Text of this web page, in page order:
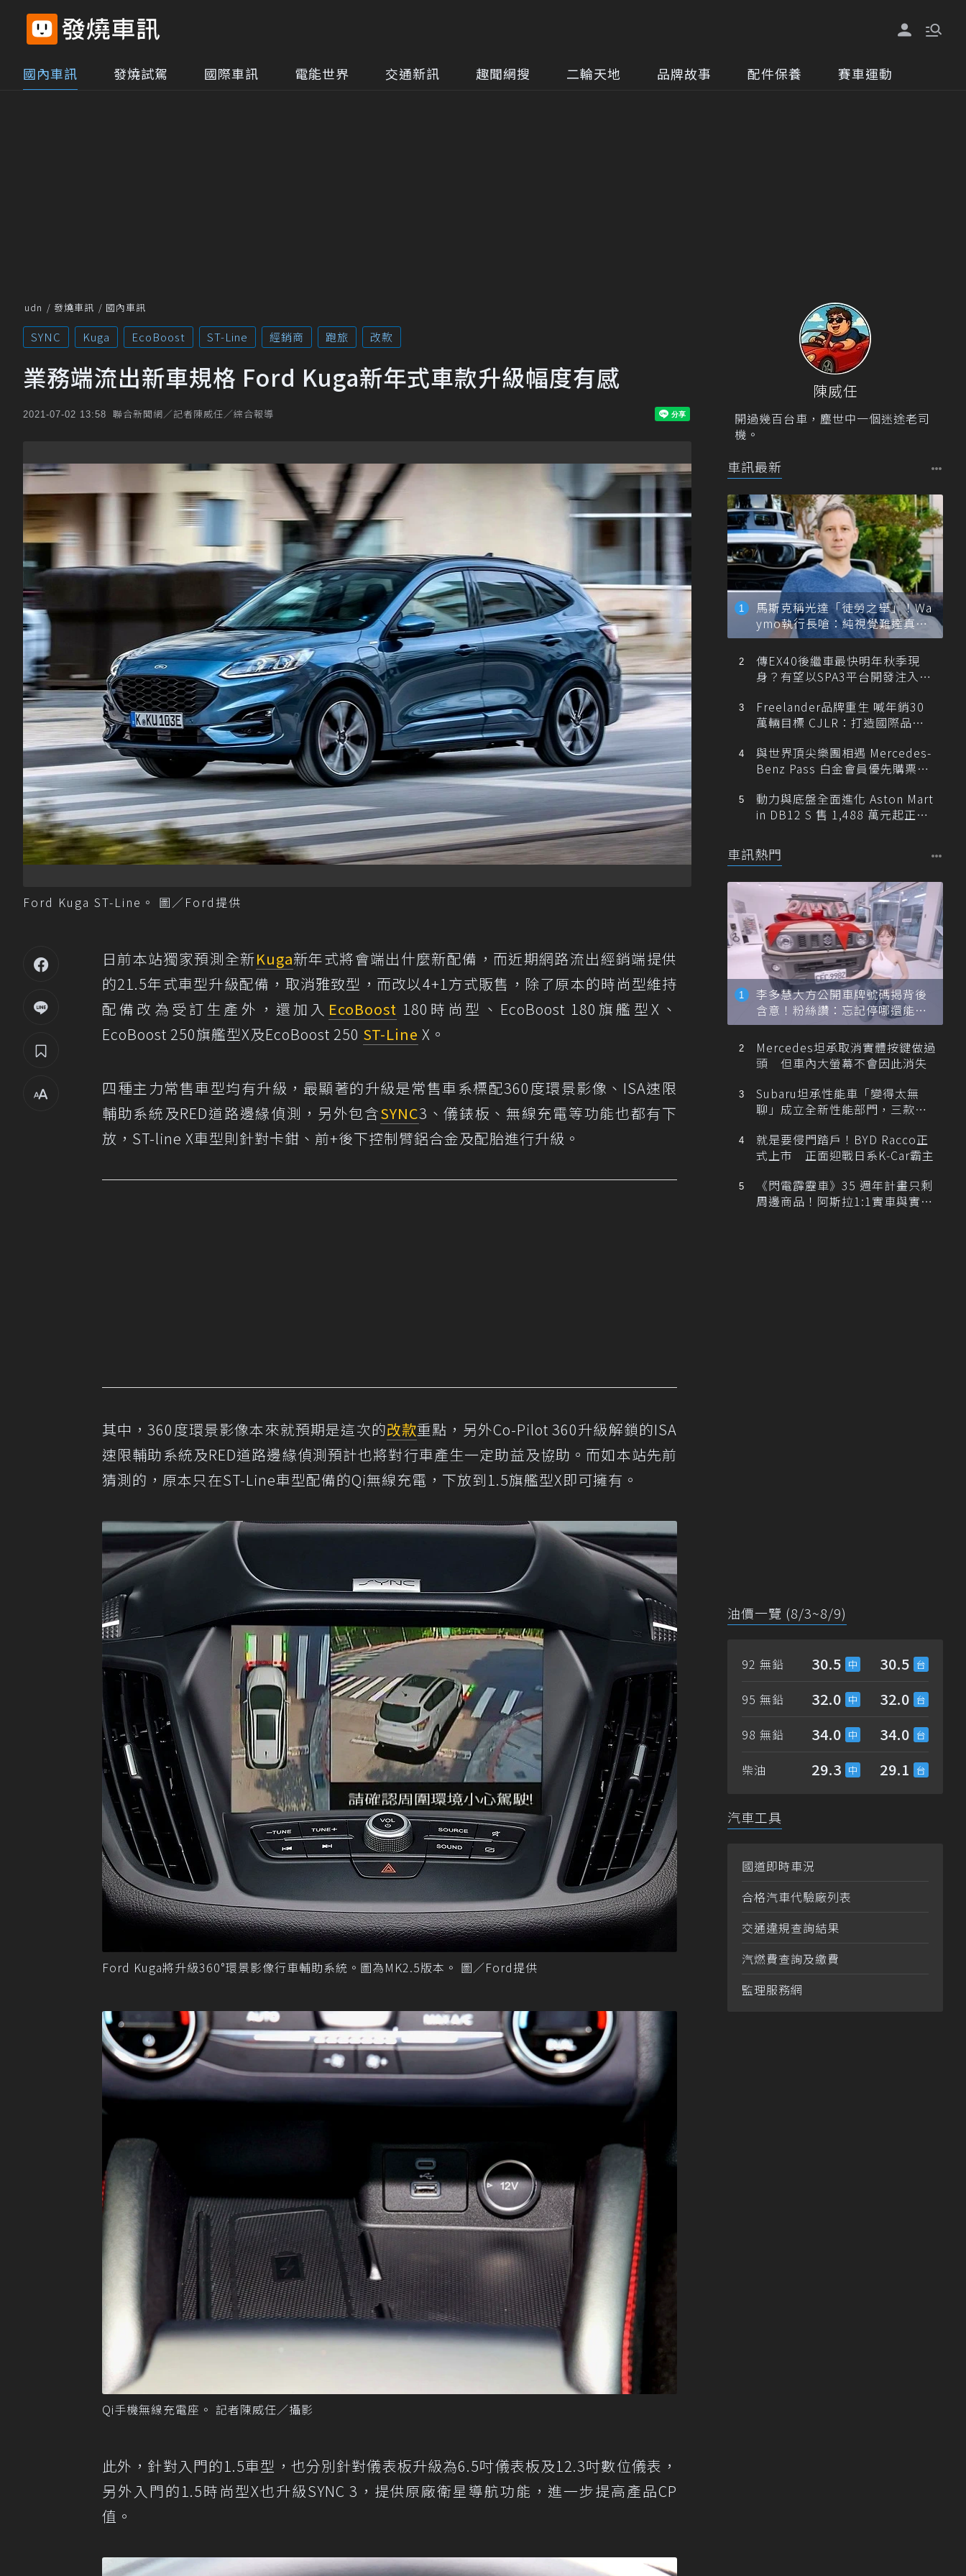
國內車訊 發燒試駕 國際車訊 電能世界 交通新訊 趣聞網搜 二輪天地 品牌故事 配件保養 賽車運動
udn 發燒車訊 國內車訊
SYNC Kuga EcoBoost ST-Line 經銷商 跑旅 改款
業務端流出新車規格 Ford Kuga新年式車款升級幅度有感
2021-07-02 13:58 聯合新聞網／記者陳威任／綜合報導
Ford Kuga ST-Line。 圖／Ford提供
日前本站獨家預測全新Kuga新年式將會端出什麼新配備 ，而近期網路流出經銷端提供
的21.5年式車型升級配備，取消雅致型，而改以4+1方式販售，除了原本的時尚型維持
配備改為受訂生產外，還加入 EcoBoost 180時尚型、EcoBoost 180旗艦型X、
EcoBoost 250旗艦型X及EcoBoost 250 ST-Line X。
四種主力常售車型均有升級，最顯著的升級是常售車系標配360度環景影像、ISA速限
輔助系統及RED道路邊緣偵測，另外包含SYNC3、儀錶板、無線充電等功能也都有下
放，ST-line X車型則針對卡鉗、前+後下控制臂鋁合金及配胎進行升級。
其中，360度環景影像本來就預期是這次的改款重點，另外Co-​Pilot 360升級解鎖的ISA
速限輔助系統及RED道路邊緣偵測預計也將對行車產生一定助益及協助。而如本站先前
猜測的，原本只在ST-Line車型配備的Qi無線充電，下放到1.5旗艦型X即可擁有。
Ford Kuga將升級360°環景影像行車輔助系統。圖為MK2.5版本。 圖／Ford提供
Qi手機無線充電座。 記者陳威任／攝影
此外，針對入門的1.5車型，也分別針對儀表板升級為6.5吋儀表板及12.3吋數位儀表，
另外入門的1.5時尚型X也升級SYNC 3，提供原廠衛星導航功能，進一步提高產品CP
值。
陳威任
開過幾百台車，塵世中一個迷途老司
機。
車訊最新
馬斯克稱光達「徒勞之舉」！Wa
ymo執行長嗆：純視覺難達真正
自動駕駛
傳EX40後繼車最快明年秋季現
身？有望以SPA3平台開發注入80
Freelander品牌重生 喊年銷30
萬輛目標 CJLR：打造國際品牌
與世界頂尖樂團相遇 Mercedes-
Benz Pass 白金會員優先購票維
動力與底盤全面進化 Aston Mart
in DB12 S 售 1,488 萬元起正式
車訊熱門
李多慧大方公開車牌號碼揭背後
含意！粉絲讚：忘記停哪還能幫
忙找車
Mercedes坦承取消實體按鍵做過
頭 但車內大螢幕不會因此消失
Subaru坦承性能車「變得太無
聊」成立全新性能部門，三款手
就是要侵門踏戶！BYD Racco正
式上市 正面迎戰日系K-Car霸主
《閃電霹靂車》35 週年計畫只剩
周邊商品！阿斯拉1:1實車與實體
油價一覽 (8/3~8/9)
92 無鉛 30.5 30.5
95 無鉛 32.0 32.0
98 無鉛 34.0 34.0
柴油 29.3 29.1
汽車工具
國道即時車況
合格汽車代驗廠列表
交通違規查詢結果
汽燃費查詢及繳費
監理服務網